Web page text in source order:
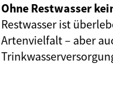
Ohne Restwasser
Restwasser ist
Artenvielfalt – aber